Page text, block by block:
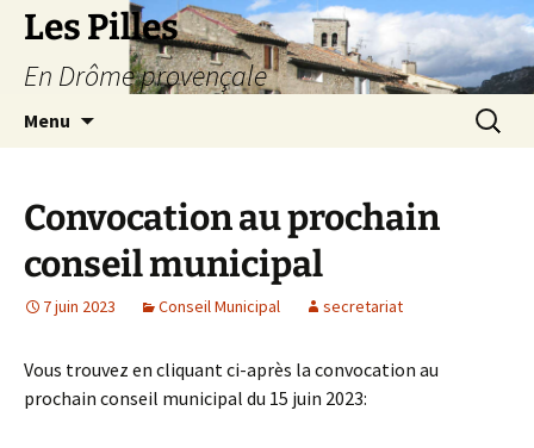
Les Pilles
En Drôme provençale
Menu
Convocation au prochain
conseil municipal
7 juin 2023 Conseil Municipal secretariat
Vous trouvez en cliquant ci-après la convocation au
prochain conseil municipal du 15 juin 2023: